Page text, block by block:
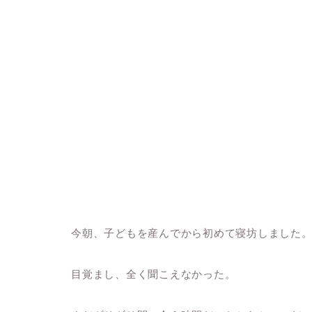
今朝、子どもを産んでから初めて寝坊しました。
目覚まし、全く聞こえなかった。